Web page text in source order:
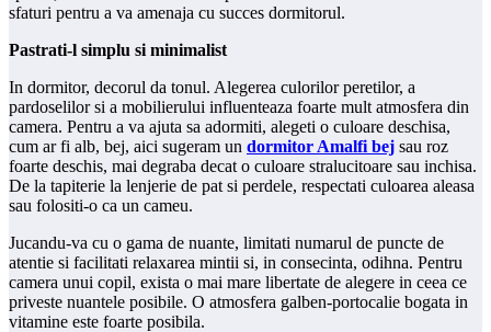
sfaturi pentru a va amenaja cu succes dormitorul.
Pastrati-l simplu si minimalist
In dormitor, decorul da tonul. Alegerea culorilor peretilor, a
pardoselilor si a mobilierului influenteaza foarte mult atmosfera din
camera. Pentru a va ajuta sa adormiti, alegeti o culoare deschisa,
cum ar fi alb, bej, aici sugeram un dormitor Amalfi bej sau roz
foarte deschis, mai degraba decat o culoare stralucitoare sau inchisa.
De la tapiterie la lenjerie de pat si perdele, respectati culoarea aleasa
sau folositi-o ca un cameu.
Jucandu-va cu o gama de nuante, limitati numarul de puncte de
atentie si facilitati relaxarea mintii si, in consecinta, odihna. Pentru
camera unui copil, exista o mai mare libertate de alegere in ceea ce
priveste nuantele posibile. O atmosfera galben-portocalie bogata in
vitamine este foarte posibila.